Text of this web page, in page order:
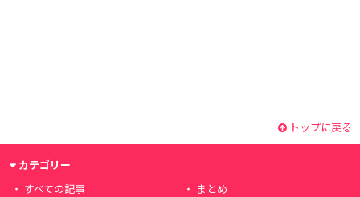
トップに戻る
カテゴリー
すべての記事
まとめ